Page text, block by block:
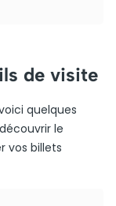
de visite
quelques
le
vos billets